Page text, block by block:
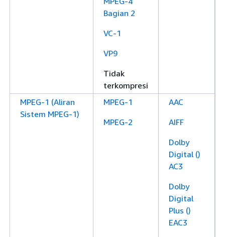
Bagian 2
VC-1
VP9
Tidak
terkompresi
MPEG-1 (Aliran
Sistem MPEG-1)
MPEG-1
MPEG-2
AAC
AIFF
Dolby
Digital ()
AC3
Dolby
Digital
Plus ()
EAC3